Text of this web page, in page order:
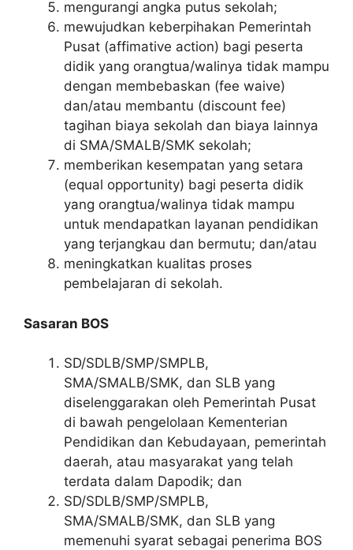
mengurangi angka putus sekolah;
mewujudkan keberpihakan Pemerintah
Pusat (affimative action) bagi peserta
didik yang orangtua/walinya tidak mampu
dengan membebaskan (fee waive)
dan/atau membantu (discount fee)
tagihan biaya sekolah dan biaya lainnya
di SMA/SMALB/SMK sekolah;
memberikan kesempatan yang setara
(equal opportunity) bagi peserta didik
yang orangtua/walinya tidak mampu
untuk mendapatkan layanan pendidikan
yang terjangkau dan bermutu; dan/atau
meningkatkan kualitas proses
pembelajaran di sekolah.
Sasaran BOS
SD/SDLB/SMP/SMPLB,
SMA/SMALB/SMK, dan SLB yang
diselenggarakan oleh Pemerintah Pusat
di bawah pengelolaan Kementerian
Pendidikan dan Kebudayaan, pemerintah
daerah, atau masyarakat yang telah
terdata dalam Dapodik; dan
SD/SDLB/SMP/SMPLB,
SMA/SMALB/SMK, dan SLB yang
memenuhi syarat sebagai penerima BOS